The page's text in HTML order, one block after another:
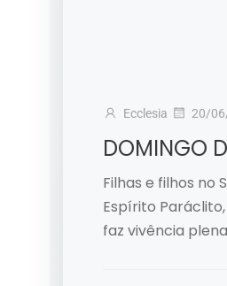
Ecclesia 20/
DOMINGO
Filhas e filhos no
Espírito
faz vivência